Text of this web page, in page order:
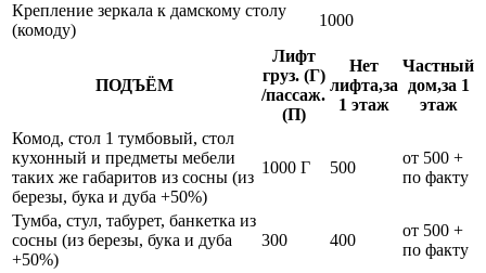
Крепление зеркала к дамскому столу
(комоду)
1000
ПОДЪЁМ
Лифт
груз. (Г)
/пассаж.
(П)
Нет
лифта,за
1 этаж
Частный
дом,за 1
этаж
Комод, стол 1 тумбовый, стол
кухонный и предметы мебели
таких же габаритов из сосны (из
березы, бука и дуба +50%)
1000 Г 500
от 500 +
по факту
Тумба, стул, табурет, банкетка из
сосны (из березы, бука и дуба
+50%)
300 400
от 500 +
по факту